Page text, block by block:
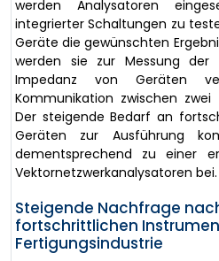
werden Analysatoren
integrierter Schaltungen zu
Geräte die gewünschten
werden sie zur Messung der
Impedanz von Geräten
Kommunikation zwischen
Der steigende Bedarf an
Geräten zur Ausführung
dementsprechend zu einer
Vektornetzwerkanalysatoren bei.
Steigende Nachfrage
fortschrittlichen
Fertigungsindustrie